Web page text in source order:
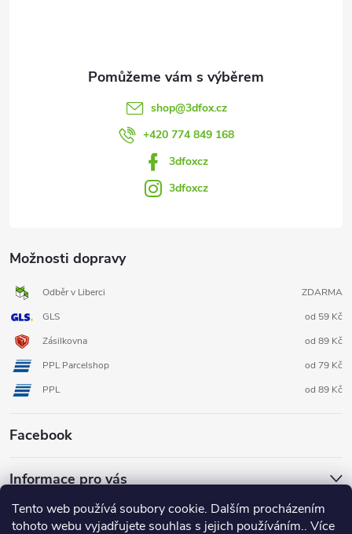
Tento web používá soubory cookie. Dalším procházením
tohoto webu vyjadřujete souhlas s jejich používáním.. Více
Možnosti dopravy
Odběr v Liberci
ZDARMA
GLS
od 59 Kč
Zásilkovna
od 89 Kč
PPL Parcelshop
od 79 Kč
PPL
od 89 Kč
Facebook
Informace pro vás
shop@3dfox.cz
+420 774 849 168
3dfoxcz
3dfoxcz